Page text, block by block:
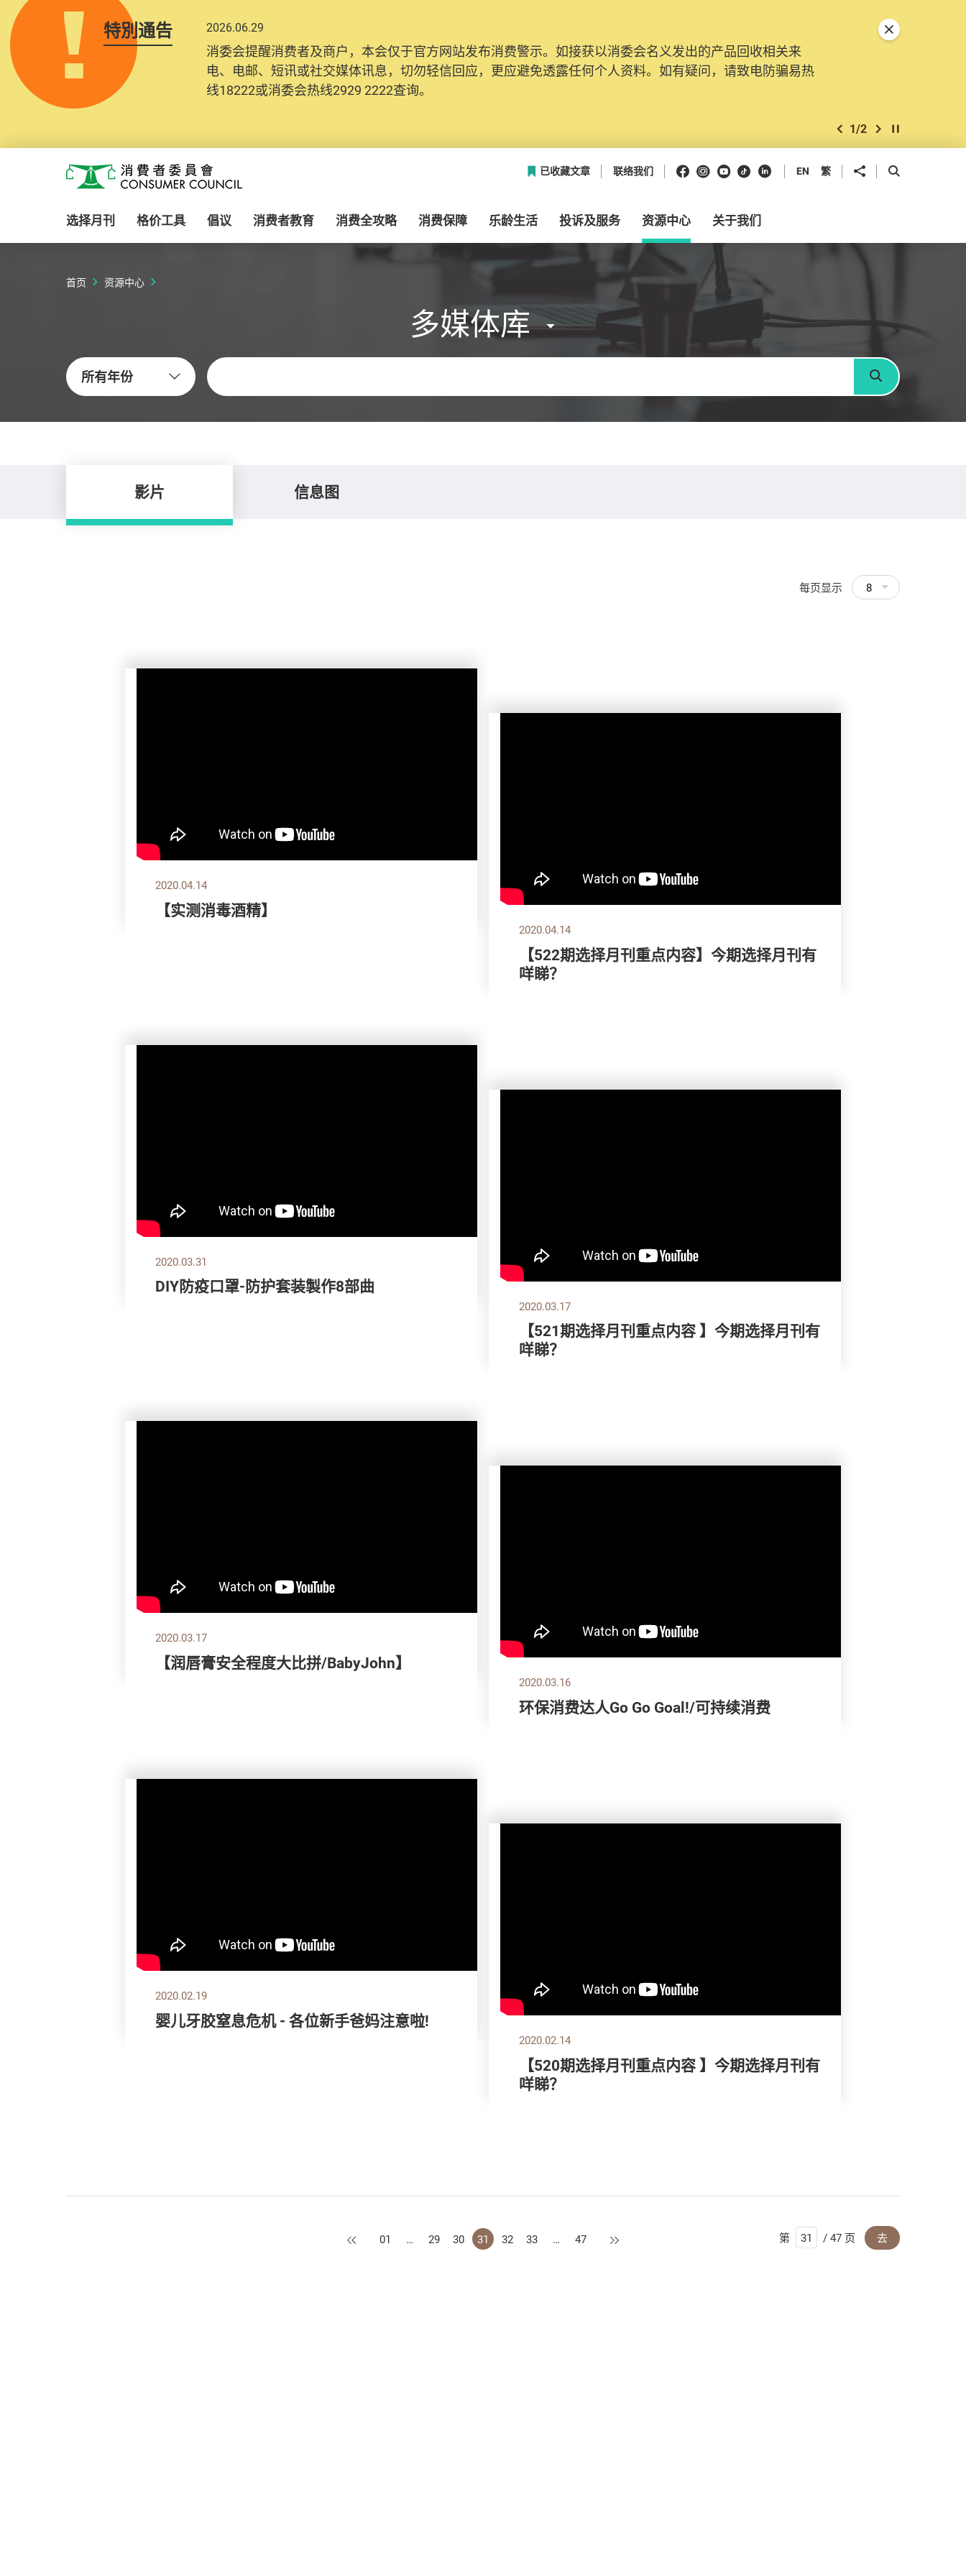
特別通告 2026.06.29
消委会提醒消费者及商户，本会仅于官方网站发布消费警示。如接获以消委会名义发出的产品回收相关来
电、电邮、短讯或社交媒体讯息，切勿轻信回应，更应避免透露任何个人资料。如有疑问，请致电防骗易热
线18222或消委会热线2929 2222查询。
2025.10.31
为提升使用者体验及网络安全，本会的投诉处理系统已经进行升级及推出新功能。由2025年11月10日起，
消费者需要提供基本联络资料（包括姓名、电邮及电话）注册帐户，才可提交投诉、查询及建议。所有提交
纪录将清晰整合于帐户中，方便日后作出跟进。
上一个
2/2 下一个开始/暂停幻灯
关闭特別通告
消费者委员会
已收藏文章 联络我们 Facebook
Instagram
Youtube
抖音领英 EN 繁 分享到 开启搜寻框
选择月刊 格价工具 倡议 消费者教育 消费全攻略 消费保障 乐龄生活 投诉及服务 资源中心 关于我们
首页 资源中心
多媒体库
所有年份
关键字
搜寻
影片 信息图
每页显示 8
2020.04.14
【实测消毒酒精】
2020.04.14
【522期选择月刊重点内容】今期选择月刊有
咩睇？
2020.03.31
DIY防疫口罩-防护套装製作8部曲
2020.03.17
【521期选择月刊重点内容 】今期选择月刊有
咩睇？
2020.03.17
【润唇膏安全程度大比拼/BabyJohn】
2020.03.16
环保消费达人Go Go Goal!/可持续消费
2020.02.19
婴儿牙胶窒息危机 - 各位新手爸妈注意啦!
2020.02.14
【520期选择月刊重点内容 】今期选择月刊有
咩睇？
上一页
01 … 29 30 31 32 33 … 47 下一页 第 / 47 页 去